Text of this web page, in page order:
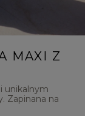
MAXI Z
unikalnym
Zapinana na